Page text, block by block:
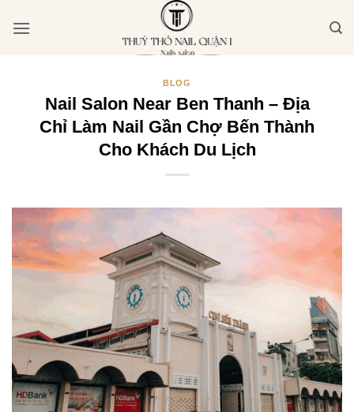
qua
BLOG
Nail Salon Near Ben Thanh – Địa
Chỉ Làm Nail Gần Chợ Bến Thành
Cho Khách Du Lịch